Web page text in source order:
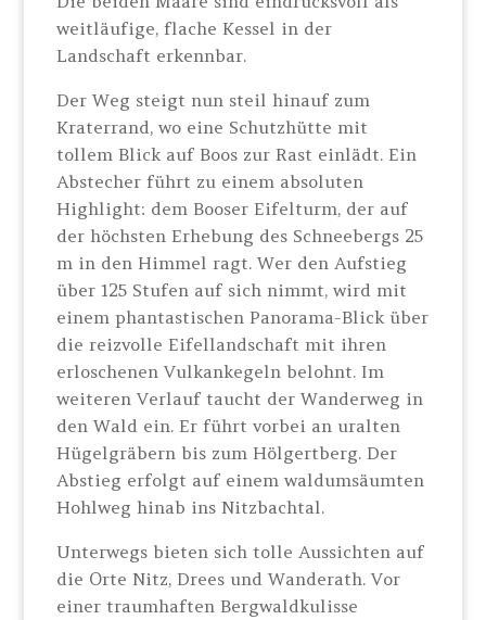
weitläufige, flache Kessel in der
Landschaft erkennbar.
Der Weg steigt nun steil hinauf zum
Kraterrand, wo eine Schutzhütte mit
tollem Blick auf Boos zur Rast einlädt. Ein
Abstecher führt zu einem absoluten
Highlight: dem Booser Eifelturm, der auf
der höchsten Erhebung des Schneebergs 25
m in den Himmel ragt. Wer den Aufstieg
über 125 Stufen auf sich nimmt, wird mit
einem phantastischen Panorama-Blick über
die reizvolle Eifellandschaft mit ihren
erloschenen Vulkankegeln belohnt. Im
weiteren Verlauf taucht der Wanderweg in
den Wald ein. Er führt vorbei an uralten
Hügelgräbern bis zum Hölgertberg. Der
Abstieg erfolgt auf einem waldumsäumten
Hohlweg hinab ins Nitzbachtal.
Unterwegs bieten sich tolle Aussichten auf
die Orte Nitz, Drees und Wanderath. Vor
einer traumhaften Bergwaldkulisse